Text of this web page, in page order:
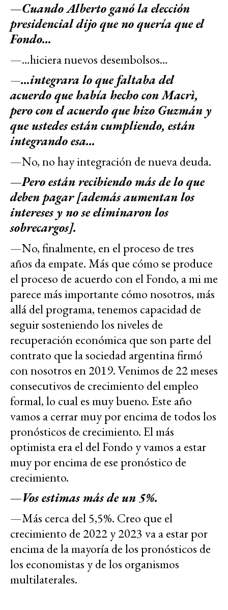
—Cuando Alberto ganó la elección
presidencial dijo que no quería que el
Fondo…
—…hiciera nuevos desembolsos…
—…integrara lo que faltaba del
acuerdo que había hecho con Macrì,
pero con el acuerdo que hizo Guzmán y
que ustedes están cumpliendo, están
integrando esa…
—No, no hay integración de nueva deuda.
—Pero están recibiendo más de lo que
deben pagar [además aumentan los
intereses y no se eliminaron los
sobrecargos].
—No, finalmente, en el proceso de tres
años da empate. Más que cómo se produce
el proceso de acuerdo con el Fondo, a mi me
parece más importante cómo nosotros, más
allá del programa, tenemos capacidad de
seguir sosteniendo los niveles de
recuperación económica que son parte del
contrato que la sociedad argentina firmó
con nosotros en 2019. Venimos de 22 meses
consecutivos de crecimiento del empleo
formal, lo cual es muy bueno. Este año
vamos a cerrar muy por encima de todos los
pronósticos de crecimiento. El más
optimista era el del Fondo y vamos a estar
muy por encima de ese pronóstico de
crecimiento.
—Vos estimas más de un 5%.
—Más cerca del 5,5%. Creo que el
crecimiento de 2022 y 2023 va a estar por
encima de la mayoría de los pronósticos de
los economistas y de los organismos
multilaterales.